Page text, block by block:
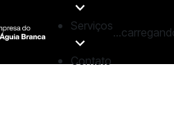
Serviços
Contato